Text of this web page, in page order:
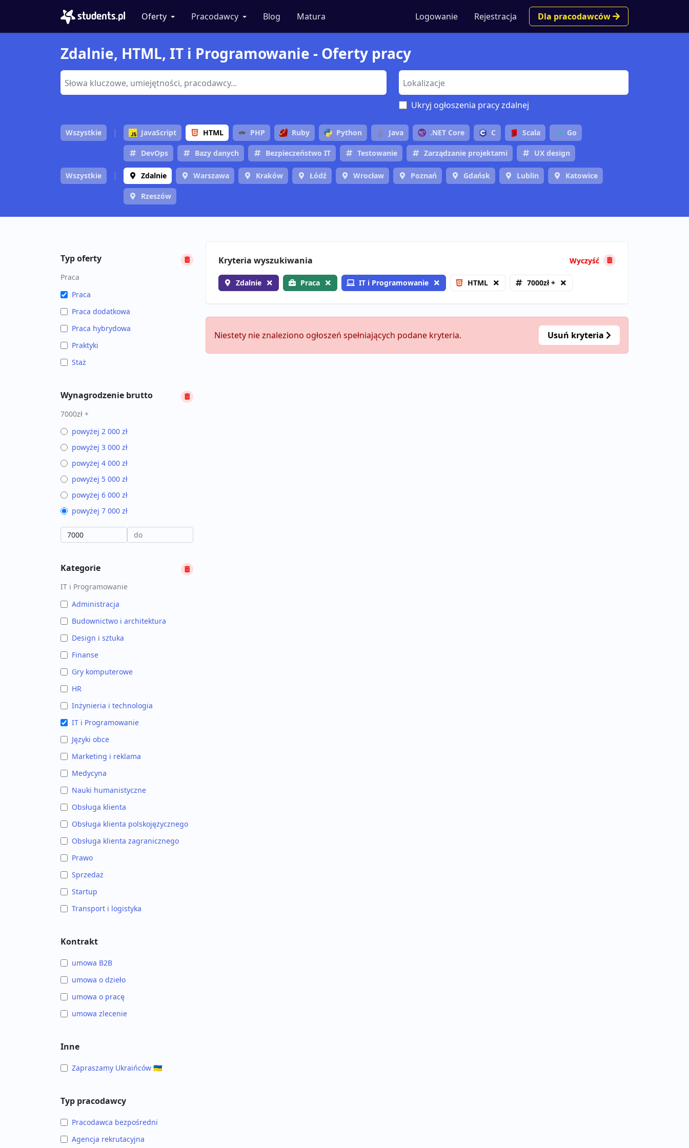
Oferty Pracodawcy Blog Matura Logowanie Rejestracja Dla pracodawców
Zdalnie, HTML, IT i Programowanie - Oferty pracy
Ukryj ogłoszenia pracy zdalnej
Wszystkie JavaScript HTML PHP Ruby Python Java .NET Core C Scala Go
DevOps Bazy danych Bezpieczeństwo IT Testowanie Zarządzanie projektami UX design
Wszystkie Zdalnie Warszawa Kraków Łódź Wrocław Poznań Gdańsk Lublin Katowice
Rzeszów
Typ oferty
Praca
Praca
Praca dodatkowa
Praca hybrydowa
Praktyki
Staż
Wynagrodzenie brutto
7000zł +
powyżej 2 000 zł
powyżej 3 000 zł
powyżej 4 000 zł
powyżej 5 000 zł
powyżej 6 000 zł
powyżej 7 000 zł
Kategorie
IT i Programowanie
Administracja
Budownictwo i architektura
Design i sztuka
Finanse
Gry komputerowe
HR
Inżynieria i technologia
IT i Programowanie
Języki obce
Marketing i reklama
Medycyna
Nauki humanistyczne
Obsługa klienta
Obsługa klienta polskojęzycznego
Obsługa klienta zagranicznego
Prawo
Sprzedaż
Startup
Transport i logistyka
Kontrakt
umowa B2B
umowa o dzieło
umowa o pracę
umowa zlecenie
Inne
Zapraszamy Ukraińców 🇺🇦
Typ pracodawcy
Pracodawca bezpośredni
Agencja rekrutacyjna
Kryteria wyszukiwania Wyczyść
Zdalnie Praca IT i Programowanie HTML 7000zł +
Niestety nie znaleziono ogłoszeń spełniających podane kryteria. Usuń kryteria